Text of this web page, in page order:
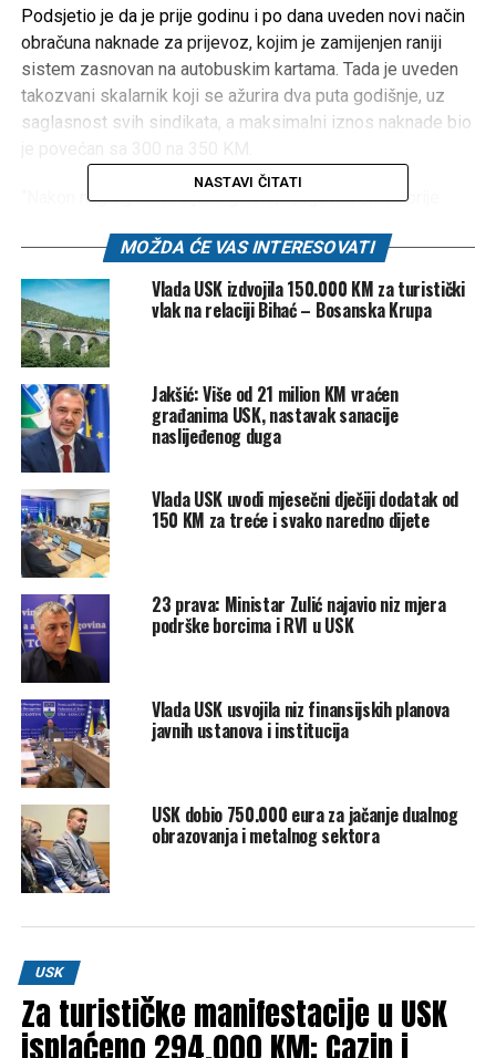
Podsjetio je da je prije godinu i po dana uveden novi način
obračuna naknade za prijevoz, kojim je zamijenjen raniji
sistem zasnovan na autobuskim kartama. Tada je uveden
takozvani skalarnik koji se ažurira dva puta godišnje, uz
saglasnost svih sindikata, a maksimalni iznos naknade bio
“Nakon naglog rasta cijena goriva, reagovali smo i prije
izmjena bila predviđena za juli 2026. godine, odlučili smo
djelovati odmah kako naši korisnici ne bi snosili teret
poskupljenja”, kazao je Jakšić.
Uz povećanje maksimalnog iznosa na 400 KM, izmijenjena
je i odluka kojom se omogućava fleksibilnije ažuriranje
skalarnika, odnosno više od dva puta godišnje ukoliko to
zahtijevaju tržišni uslovi.
od svih budžetskih korisnika, utvrdili smo da trenutno
postoji prostor za povećanje gornje granice na 400 KM”,
naveo je Jakšić.
Dodao je da će Vlada i u narednom periodu pratiti kretanja
cijena goriva i izvršenje budžeta, te da su moguće nove
korekcije ukoliko se za to steknu uslovi.
“Već na polugodišnjem obračunu vidjet ćemo ima li
dodatnog prostora za povećanje, jer nam je cilj da naši
korisnici ne trpe posljedice rasta cijena”, zaključio je
ministar finansija.
Post
Share
POVEZANE TEME:
UNSKO-SANSKI KANTON
VLADA USK
NASTAVI ČITATI
MOŽDA ĆE VAS INTERESOVATI
Vlada USK izdvojila 150.000 KM za turistički
vlak na relaciji Bihać – Bosanska Krupa
Jakšić: Više od 21 milion KM vraćen
građanima USK, nastavak sanacije
naslijeđenog duga
Vlada USK uvodi mjesečni dječiji dodatak od
150 KM za treće i svako naredno dijete
23 prava: Ministar Zulić najavio niz mjera
podrške borcima i RVI u USK
Vlada USK usvojila niz finansijskih planova
javnih ustanova i institucija
USK dobio 750.000 eura za jačanje dualnog
obrazovanja i metalnog sektora
USK
Za turističke manifestacije u USK
isplaćeno 294.000 KM: Cazin i